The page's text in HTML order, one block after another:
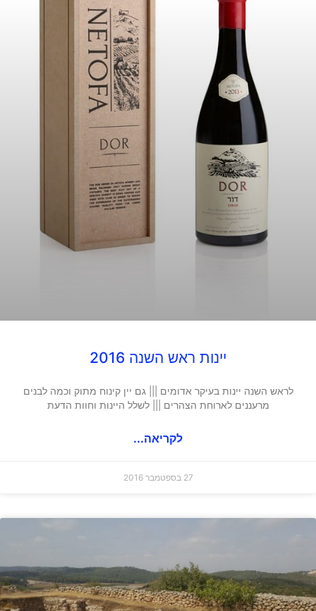
יינות ראש השנה 2016
לראש השנה יינות בעיקר אדומים ||| גם יין קינוח מתוק וכמה לבנים
מרעננים לארוחת הצהרים ||| לשלל היינות וחוות הדעת
לקריאה...
27 בספטמבר 2016